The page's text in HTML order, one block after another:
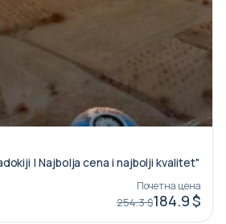
| Najbolja cena i najbolji kvalitet"
Почетна цена
254.3 $184.9 $